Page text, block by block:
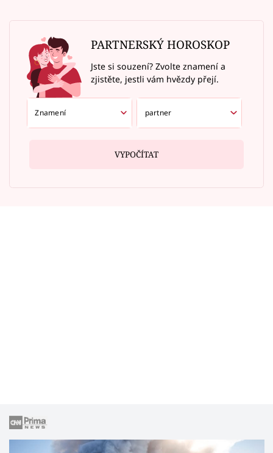
PARTNERSKÝ HOROSKOP
Jste si souzení? Zvolte znamení a
zjistěte, jestli vám hvězdy přejí.
VYPOČÍTAT